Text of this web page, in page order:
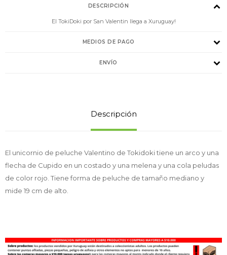
DESCRIPCIÓN
El TokiDoki por San Valentin llega a Xuruguay!
MEDIOS DE PAGO
ENVÍO
Descripción
El unicornio de peluche Valentino de Tokidoki tiene un arco y una
flecha de Cupido en un costado y una melena y una cola peludas
de color rojo. Tiene forma de peluche de tamaño mediano y
mide 19 cm de alto.